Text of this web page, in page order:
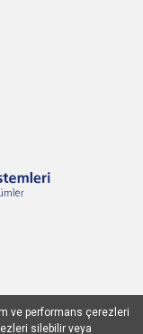
ve performans çerezleri
silebilir veya